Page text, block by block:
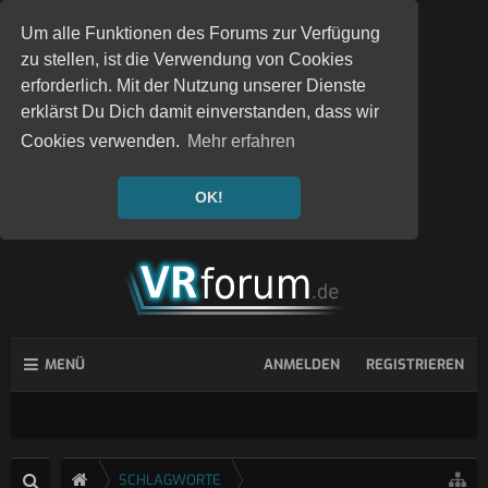
Um alle Funktionen des Forums zur Verfügung
zu stellen, ist die Verwendung von Cookies
erforderlich. Mit der Nutzung unserer Dienste
erklärst Du Dich damit einverstanden, dass wir
Cookies verwenden. Mehr erfahren
OK!
MENÜ ANMELDEN REGISTRIEREN
SCHLAGWORTE